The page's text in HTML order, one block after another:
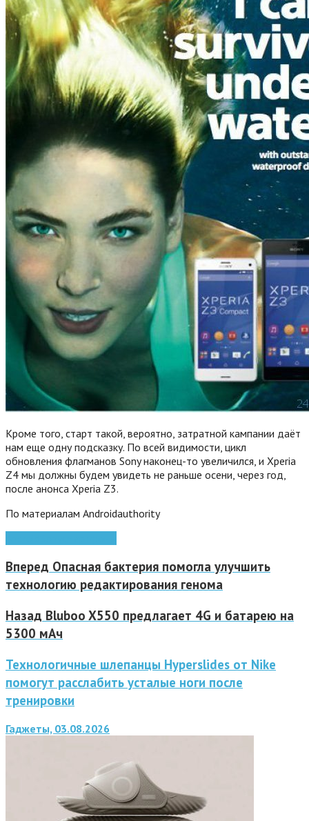
Кроме того, старт такой, вероятно, затратной кампании даёт
нам еще одну подсказку. По всей видимости, цикл
обновления флагманов Sony наконец-то увеличился, и Xperia
Z4 мы должны будем увидеть не раньше осени, через год,
после анонса Xperia Z3.
По материалам Androidauthority
Вперед Опасная бактерия помогла улучшить
технологию редактирования генома
Назад Bluboo X550 предлагает 4G и батарею на
5300 мАч
Технологичные шлепанцы Hyperslides от Nike
помогут расслабить усталые ноги после
тренировки
Гаджеты, 03.08.2026